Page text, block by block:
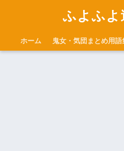
ふよふよ
ホーム 鬼女・気団まとめ用語